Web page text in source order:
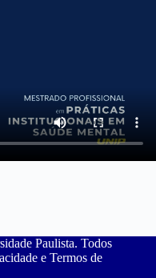
Paulista. Todos
e Termos de